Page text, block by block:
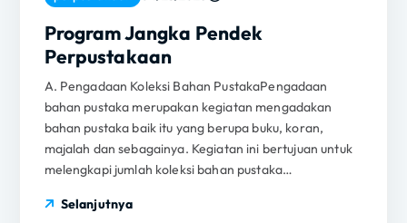
Program Jangka Pendek
Perpustakaan
A. Pengadaan Koleksi Bahan PustakaPengadaan
bahan pustaka merupakan kegiatan mengadakan
bahan pustaka baik itu yang berupa buku, koran,
majalah dan sebagainya. Kegiatan ini bertujuan untuk
melengkapi jumlah koleksi bahan pustaka…
Selanjutnya